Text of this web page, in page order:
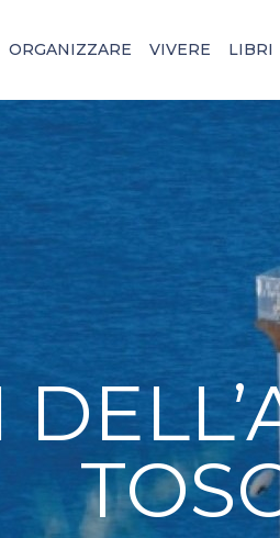
ORGANIZZARE VIVERE LIBRI